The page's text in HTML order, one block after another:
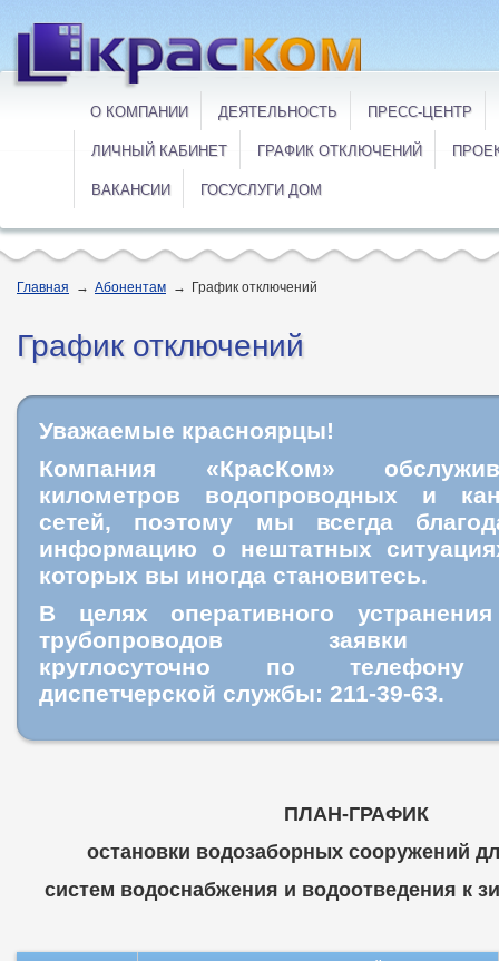
О КОМПАНИИ ДЕЯТЕЛЬНОСТЬ ПРЕСС-ЦЕНТР
ЛИЧНЫЙ КАБИНЕТ ГРАФИК ОТКЛЮЧЕНИЙ
ВАКАНСИИ ГОСУСЛУГИ ДОМ
Главная → Абонентам → График отключений
График отключений
Уважаемые красноярцы!
Компания «КрасКом»
километров водопроводных и
сетей, поэтому мы всегда
информацию о нештатных
которых вы иногда становитесь.
В целях оперативного
трубопроводов заявки
круглосуточно по телефону
диспетчерской службы: 211-39-63.
ПЛАН-ГРАФИК
остановки водозаборных сооружений
систем водоснабжения и водоотведения к